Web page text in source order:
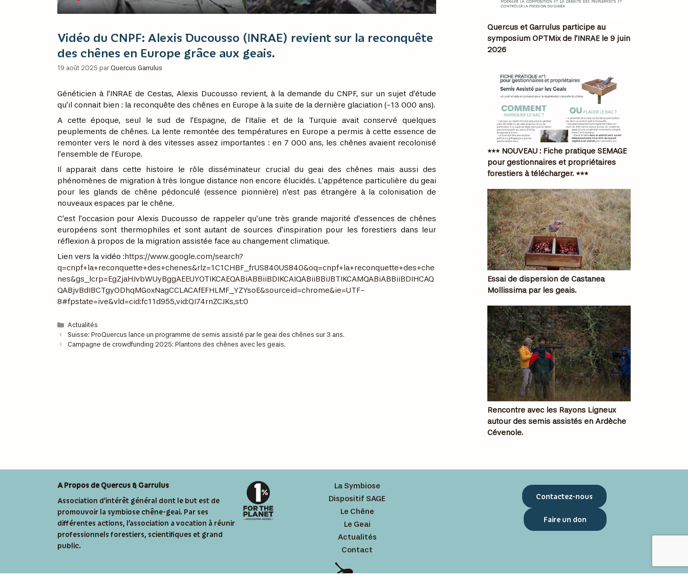
Vidéo du CNPF: Alexis Ducousso (INRAE) revient sur la reconquête
des chênes en Europe grâce aux geais.
19 août 2025 parQuercus Garrulus
Généticien à l’INRAE de Cestas, Alexis Ducousso revient, à la demande du CNPF, sur un sujet d’étude
qu’il connait bien : la reconquête des chênes en Europe à la suite de la dernière glaciation (-13 000 ans).
A cette époque, seul le sud de l’Espagne, de l’Italie et de la Turquie avait conservé quelques
peuplements de chênes. La lente remontée des températures en Europe a permis à cette essence de
remonter vers le nord à des vitesses assez importantes : en 7 000 ans, les chênes avaient recolonisé
l’ensemble de l’Europe.
Il apparait dans cette histoire le rôle disséminateur crucial du geai des chênes mais aussi des
phénomènes de migration à très longue distance non encore élucidés. L’appétence particulière du geai
pour les glands de chêne pédonculé (essence pionnière) n’est pas étrangère à la colonisation de
nouveaux espaces par le chêne.
C’est l’occasion pour Alexis Ducousso de rappeler qu’une très grande majorité d’essences de chênes
européens sont thermophiles et sont autant de sources d’inspiration pour les forestiers dans leur
réflexion à propos de la migration assistée face au changement climatique.
Lien vers la vidéo : https://www.google.com/search?
q=cnpf+la+reconquette+des+chenes&rlz=1C1CHBF_frUS840US840&oq=cnpf+la+reconquette+des+che
nes&gs_lcrp=EgZjaHJvbWUyBggAEEUYOTIKCAEQABiABBiiBDIKCAIQABiiBBiJBTIKCAMQABiABBiiBDIHCAQ
QABjvBdIBCTgyODhqMGoxNagCCLACAfEFHLMF_YZYsoE&sourceid=chrome&ie=UTF-
8#fpstate=ive&vld=cid:fc11d955,vid:QI74rnZCJKs,st:0
Actualités
Suisse: ProQuercus lance un programme de semis assisté par le geai des chênes sur 3 ans.
Campagne de crowdfunding 2025: Plantons des chênes avec les geais.
Quercus et Garrulus participe au
symposium OPTMix de l’INRAE le 9 juin
2026
*** NOUVEAU : Fiche pratique SEMAGE
pour gestionnaires et propriétaires
forestiers à télécharger. ***
Essai de dispersion de Castanea
Mollissima par les geais.
Rencontre avec les Rayons Ligneux
autour des semis assistés en Ardèche
Cévenole.
A Propos de Quercus & Garrulus
Association d’intérêt général dont le but est de
promouvoir la symbiose chêne-geai. Par ses
différentes actions, l’association a vocation à réunir
professionnels forestiers, scientifiques et grand
public.
La Symbiose
Dispositif SAGE
Le Chêne
Le Geai
Actualités
Contact
Contactez-nous
Faire un don